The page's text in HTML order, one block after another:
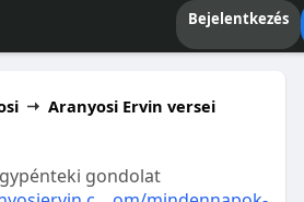
Bejelentkezés
Aranyosi Ervin versei
gondolat